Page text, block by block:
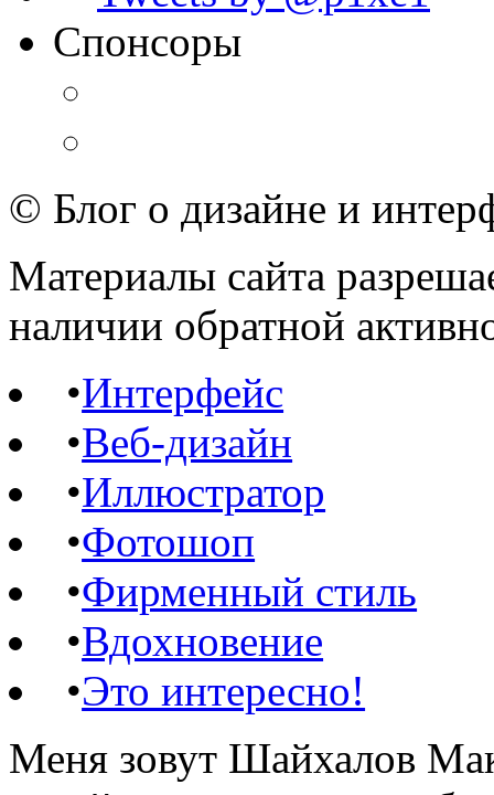
Спонсоры
© Блог о дизайне и
Материалы сайта
наличии обратной
•Интерфейс
•Веб-дизайн
•Иллюстратор
•Фотошоп
•Фирменный стиль
•Вдохновение
•Это интересно!
Меня зовут Шайхалов